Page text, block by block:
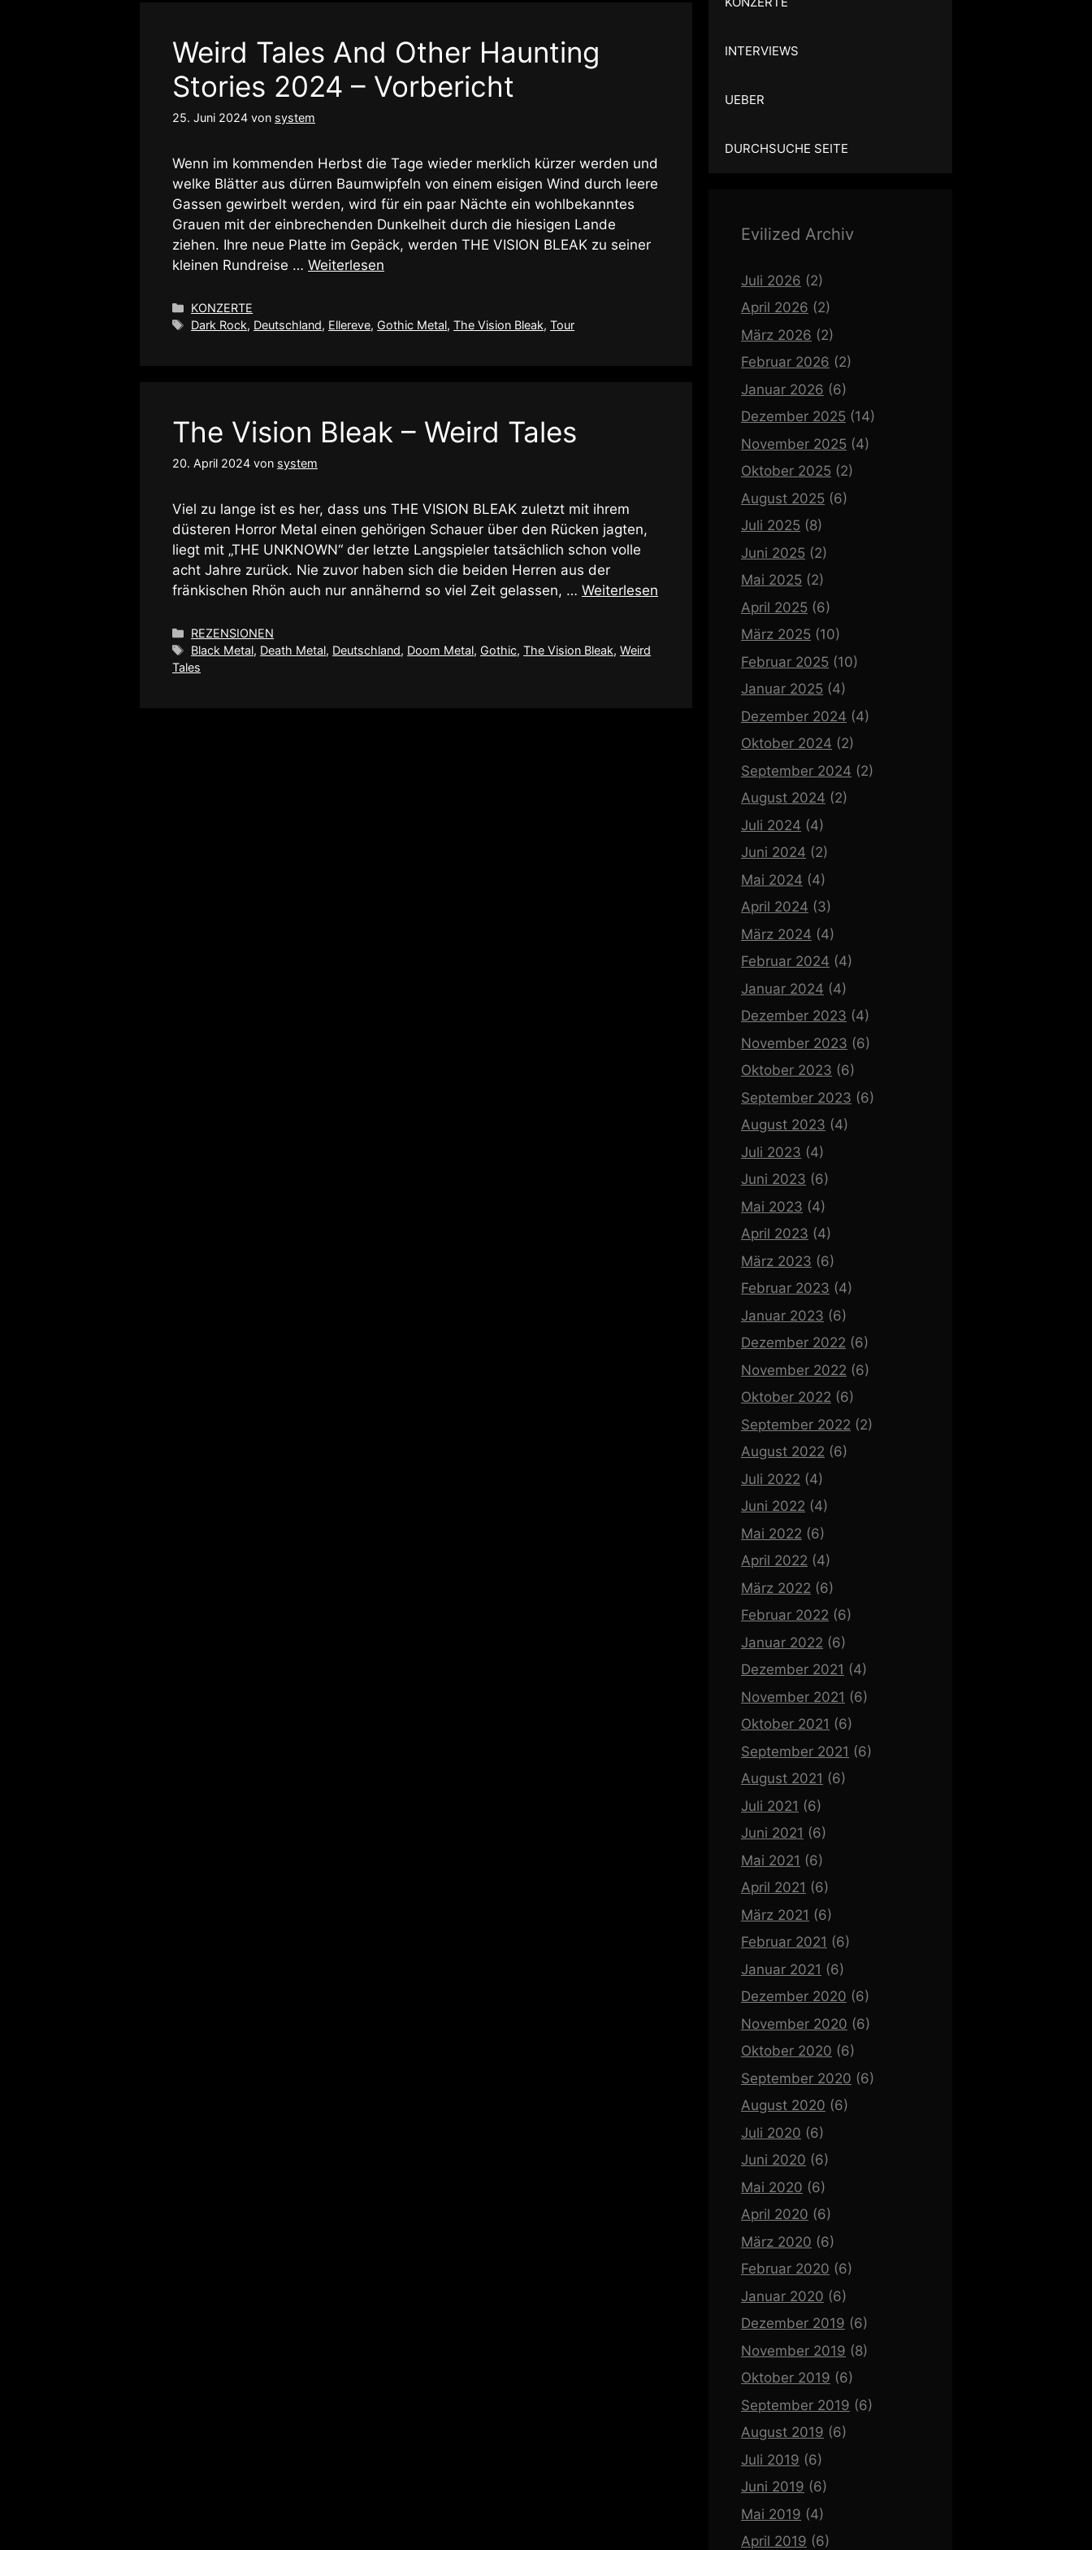
Weird Tales And Other Haunting
Stories 2024 – Vorbericht
25. Juni 2024 von system
Wenn im kommenden Herbst die Tage wieder merklich kürzer werden und
welke Blätter aus dürren Baumwipfeln von einem eisigen Wind durch leere
Gassen gewirbelt werden, wird für ein paar Nächte ein wohlbekanntes
Grauen mit der einbrechenden Dunkelheit durch die hiesigen Lande
ziehen. Ihre neue Platte im Gepäck, werden THE VISION BLEAK zu seiner
kleinen Rundreise … Weiterlesen
Kategorien
KONZERTE
Schlagwörter
Dark Rock, Deutschland, Ellereve, Gothic Metal,The Vision Bleak,Tour
The Vision Bleak – Weird Tales
20. April 2024 von system
Viel zu lange ist es her, dass uns THE VISION BLEAK zuletzt mit ihrem
düsteren Horror Metal einen gehörigen Schauer über den Rücken jagten,
liegt mit „THE UNKNOWN“ der letzte Langspieler tatsächlich schon volle
acht Jahre zurück. Nie zuvor haben sich die beiden Herren aus der
fränkischen Rhön auch nur annähernd so viel Zeit gelassen, … Weiterlesen
Kategorien
REZENSIONEN
Schlagwörter
Black Metal, Death Metal, Deutschland, Doom Metal, Gothic,The Vision Bleak,Weird
Tales
INTERVIEWS
UEBER
DURCHSUCHE SEITE
Evilized Archiv
Juli 2026 (2)
April 2026 (2)
März 2026 (2)
Februar 2026 (2)
Januar 2026 (6)
Dezember 2025 (14)
November 2025 (4)
Oktober 2025 (2)
August 2025 (6)
Juli 2025 (8)
Juni 2025 (2)
Mai 2025 (2)
April 2025 (6)
März 2025 (10)
Februar 2025 (10)
Januar 2025 (4)
Dezember 2024 (4)
Oktober 2024 (2)
September 2024 (2)
August 2024 (2)
Juli 2024 (4)
Juni 2024 (2)
Mai 2024 (4)
April 2024 (3)
März 2024 (4)
Februar 2024 (4)
Januar 2024 (4)
Dezember 2023 (4)
November 2023 (6)
Oktober 2023 (6)
September 2023 (6)
August 2023 (4)
Juli 2023 (4)
Juni 2023 (6)
Mai 2023 (4)
April 2023 (4)
März 2023 (6)
Februar 2023 (4)
Januar 2023 (6)
Dezember 2022 (6)
November 2022 (6)
Oktober 2022 (6)
September 2022 (2)
August 2022 (6)
Juli 2022 (4)
Juni 2022 (4)
Mai 2022 (6)
April 2022 (4)
März 2022 (6)
Februar 2022 (6)
Januar 2022 (6)
Dezember 2021 (4)
November 2021 (6)
Oktober 2021 (6)
September 2021 (6)
August 2021 (6)
Juli 2021 (6)
Juni 2021 (6)
Mai 2021 (6)
April 2021 (6)
März 2021 (6)
Februar 2021 (6)
Januar 2021 (6)
Dezember 2020 (6)
November 2020 (6)
Oktober 2020 (6)
September 2020 (6)
August 2020 (6)
Juli 2020 (6)
Juni 2020 (6)
Mai 2020 (6)
April 2020 (6)
März 2020 (6)
Februar 2020 (6)
Januar 2020 (6)
Dezember 2019 (6)
November 2019 (8)
Oktober 2019 (6)
September 2019 (6)
August 2019 (6)
Juli 2019 (6)
Juni 2019 (6)
Mai 2019 (4)
April 2019 (6)